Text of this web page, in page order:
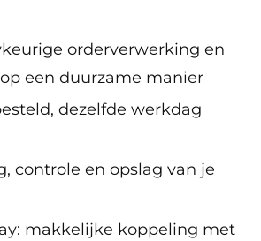
orderverwerking en
een duurzame manier
dezelfde werkdag
controle en opslag van je
makkelijke koppeling met